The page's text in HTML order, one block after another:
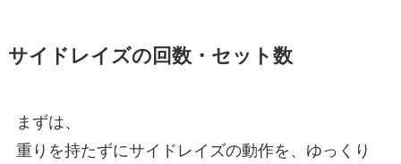
サイドレイズの回数・セット数
まずは、
重りを持たずにサイドレイズの動作を、ゆっくり